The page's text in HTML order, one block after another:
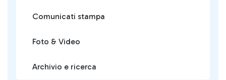
Comunicati stampa
Foto & Video
Archivio e ricerca